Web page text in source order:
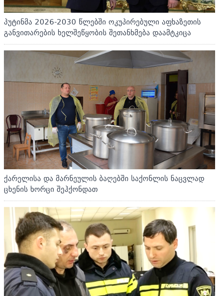
პუტინმა 2026-2030 წლებში ოკუპირებული აფხაზეთის
განვითარების ხელშეწყობის შეთანხმება დაამტკიცა
ქარელისა და მარნეულის ბაღებში საქონლის ნაცვლად
ცხენის ხორცი შეჰქონდათ